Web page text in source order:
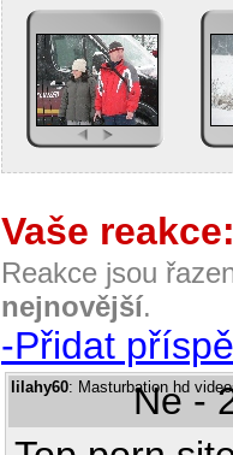
Vaše
Reakce jsou
nejnovější.
-Přidat
lilahy60: Masturbation hd
Ne -